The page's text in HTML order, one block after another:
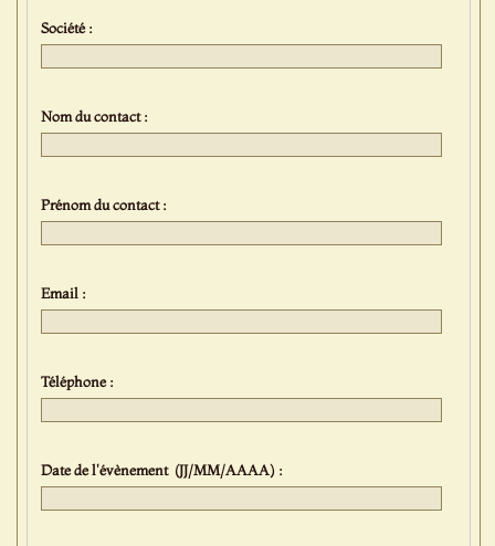
Société :
Nom du contact :
Prénom du contact :
Email :
Téléphone :
Date de l'évènement (JJ/MM/AAAA) :